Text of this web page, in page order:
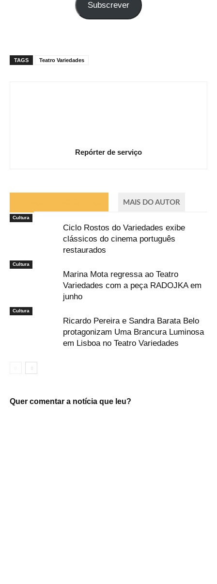
Subscrever
TAGS Teatro Variedades
Repórter de serviço
MAIS DO AUTOR
Cultura
Ciclo Rostos do Variedades exibe
clássicos do cinema português
restaurados
Cultura
Marina Mota regressa ao Teatro
Variedades com a peça RADOJKA em
junho
Cultura
Ricardo Pereira e Sandra Barata Belo
protagonizam Uma Brancura Luminosa
em Lisboa no Teatro Variedades
Quer comentar a notícia que leu?